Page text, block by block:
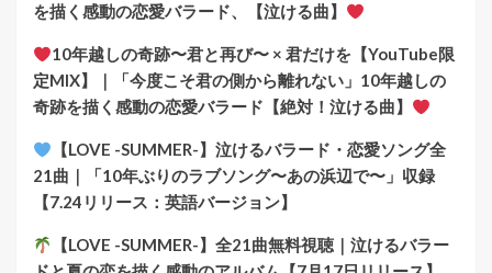
を描く感動の恋愛バラード、【泣ける曲】
10年越しの奇跡〜君と再び〜 × 君だけを【YouTube限
定MIX】｜「今度こそ君の側から離れない」10年越しの
奇跡を描く感動の恋愛バラード【絶対！泣ける曲】
【LOVE -SUMMER-】泣けるバラード・恋愛ソング全
21曲｜「10年ぶりのラブソング〜あの浜辺で〜」収録
【7.24リリース：英語バージョン】
【LOVE -SUMMER-】全21曲無料視聴｜泣けるバラー